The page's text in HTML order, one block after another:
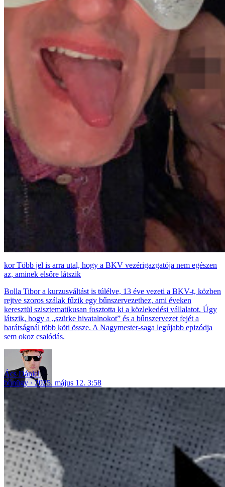
Több jel is arra utal, hogy a BKV vezérigazgatója nem egészen
az, aminek elsőre látszik
Bolla Tibor a kurzusváltást is túlélve, 13 éve vezeti a BKV-t, közben
rejtve szoros szálak fűzik egy bűnszervezethez, ami éveken
keresztül szisztematikusan fosztotta ki a közlekedési vállalatot. Úgy
látszik, hogy a „szürke hivatalnokot” és a bűnszervezet fejét a
barátságnál több köti össze. A Nagymester-saga legújabb epizódja
sem okoz csalódás.
Ács Dániel
bűnügy
2025. május 12. 3:58